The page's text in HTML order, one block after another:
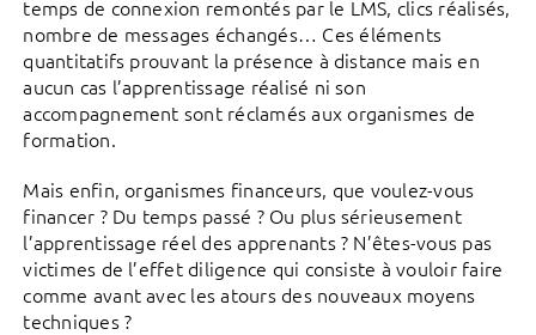
temps de connexion remontés par le LMS, clics réalisés,
nombre de messages échangés… Ces éléments
quantitatifs prouvant la présence à distance mais en
aucun cas l’apprentissage réalisé ni son
accompagnement sont réclamés aux organismes de
formation.
Mais enfin, organismes financeurs, que voulez-vous
financer ? Du temps passé ? Ou plus sérieusement
l’apprentissage réel des apprenants ? N’êtes-vous pas
victimes de l’effet diligence qui consiste à vouloir faire
comme avant avec les atours des nouveaux moyens
techniques ?